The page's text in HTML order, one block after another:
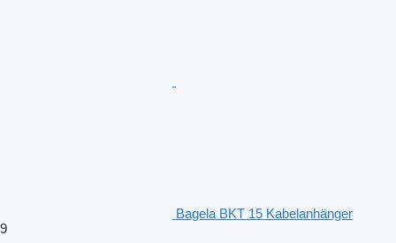
Bagela BKT 15 Kabelanhänger
9